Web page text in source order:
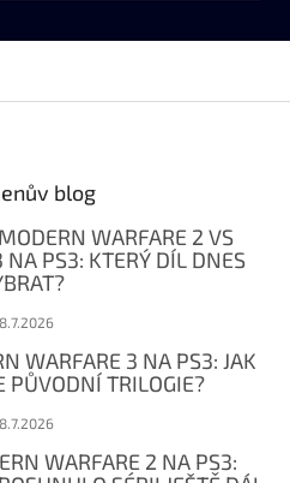
blog
WARFARE 2 VS
PS3: KTERÝ DÍL DNES
WARFARE 3 NA PS3: JAK
PŮVODNÍ TRILOGIE?
WARFARE 2 NA PS3: